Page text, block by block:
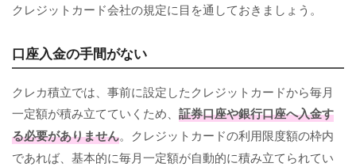
クレジットカード会社の規定に目を通しておきましょう。
口座入金の手間がない
クレカ積立では、事前に設定したクレジットカードから毎月
一定額が積み立てていくため、 証券口座や銀行口座へ入金す
る必要がありません。クレジットカードの利用限度額の枠内
であれば、基本的に毎月一定額が自動的に積み立てられてい